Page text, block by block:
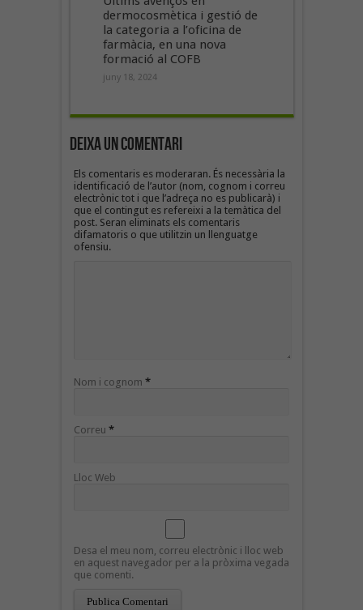
dermocosmètica i gestió de
la categoria a l’oficina de
farmàcia, en una nova
formació al COFB
juny 18, 2024
Deixa un Comentari
Els comentaris es moderaran. És necessària la
identificació de l’autor (nom, cognom i correu
electrònic tot i que l’adreça no es publicarà) i
que el contingut es refereixi a la temàtica del
post. Seran eliminats els comentaris
difamatoris o que utilitzin un llenguatge
ofensiu.
Nom i cognom *
Correu *
Lloc Web
Desa el meu nom, correu electrònic i lloc web
en aquest navegador per a la pròxima vegada
que comenti.